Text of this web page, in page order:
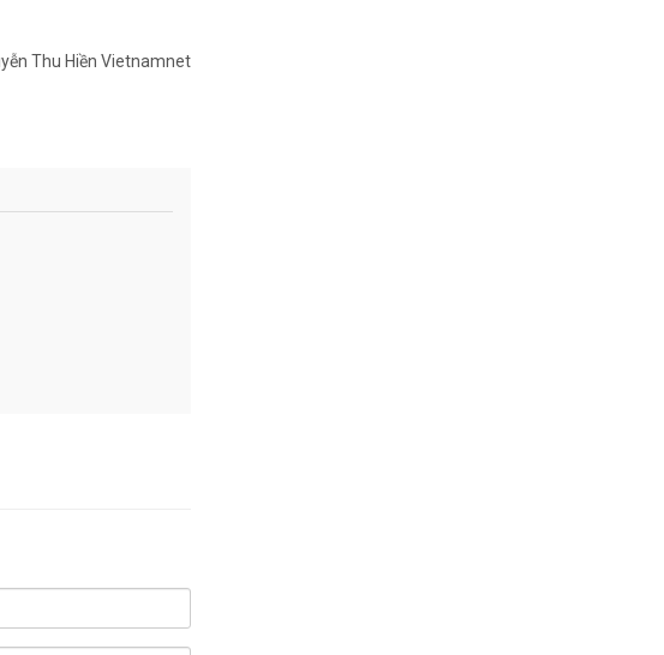
Thu Hiền Vietnamnet